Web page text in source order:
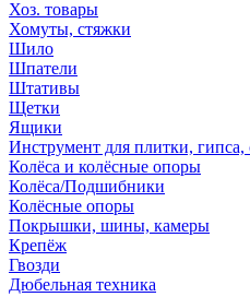
Хоз. товары
Хомуты, стяжки
Шило
Шпатели
Штативы
Щетки
Ящики
Инструмент для плитки, гипса,
Колёса и колёсные опоры
Колёса/Подшибники
Колёсные опоры
Покрышки, шины, камеры
Крепёж
Гвозди
Дюбельная техника